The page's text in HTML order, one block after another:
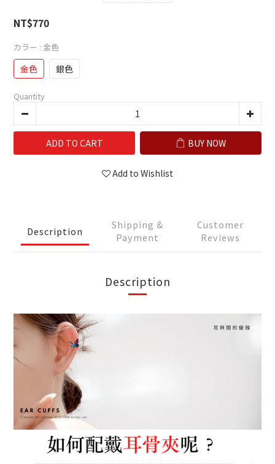
NT$770
カラー : 金色
金色 銀色
Quantity
ADD TO CART BUY NOW
Add to Wishlist
Description
Shipping &
Payment
Customer
Reviews
Description